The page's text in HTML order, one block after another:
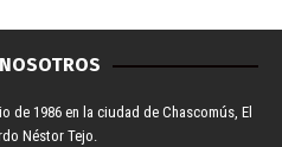
de 1986 en la ciudad de Chascomús, El
Néstor Tejo.